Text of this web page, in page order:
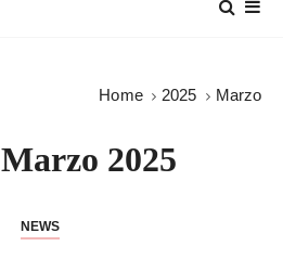
Home 2025 Marzo
Marzo 2025
NEWS